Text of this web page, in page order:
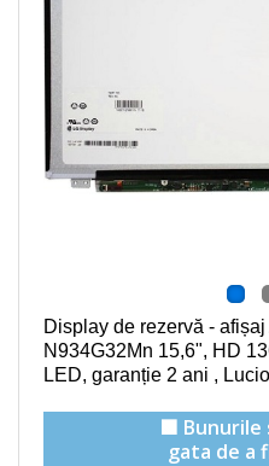
Display de rezervă -
N934G32Mn 15,6", HD
LED, garanție 2 ani ,
🟩
gata de a